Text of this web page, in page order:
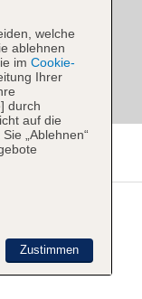
welche
ablehnen
im Cookie-
Ihrer
durch
auf die
„Ablehnen“
Zustimmen